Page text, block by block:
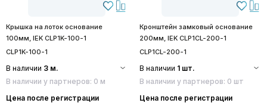
Крышка на лоток основание
100мм, IEK CLP1K-100-1
CLP1K-100-1
В наличии 3 м.
В наличии у партнеров: 0 м
Цена после регистрации
Кронштейн замковый основание
200мм, IEK CLP1CL-200-1
CLP1CL-200-1
В наличии 1 шт.
В наличии у партнеров: 0 шт
Цена после регистрации